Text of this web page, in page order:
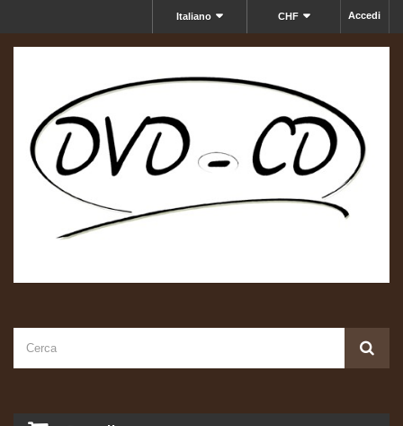
Accedi
CHF
Italiano